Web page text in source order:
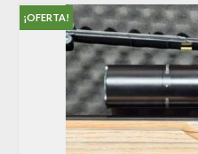
¡OFERTA!